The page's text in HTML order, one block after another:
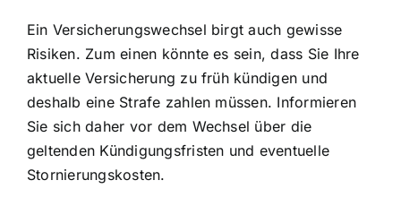
Ein Versicherungswechsel birgt auch gewisse
Risiken. Zum einen könnte es sein, dass Sie Ihre
aktuelle Versicherung zu früh kündigen und
deshalb eine Strafe zahlen müssen. Informieren
Sie sich daher vor dem Wechsel über die
geltenden Kündigungsfristen und eventuelle
Stornierungskosten.